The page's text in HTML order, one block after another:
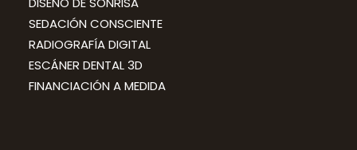
SEDACIÓN CONSCIENTE
RADIOGRAFÍA DIGITAL
ESCÁNER DENTAL 3D
FINANCIACIÓN A MEDIDA